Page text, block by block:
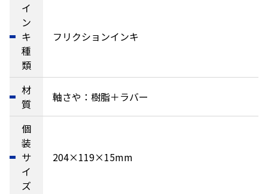
イ
ン
キ
種
類
フリクションインキ
材
質
軸さや：樹脂＋ラバー
個
装
サ
イ
ズ
204×119×15mm